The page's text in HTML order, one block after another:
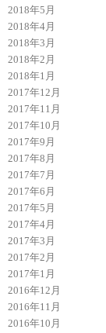
2018年5月
2018年4月
2018年3月
2018年2月
2018年1月
2017年12月
2017年11月
2017年10月
2017年9月
2017年8月
2017年7月
2017年6月
2017年5月
2017年4月
2017年3月
2017年2月
2017年1月
2016年12月
2016年11月
2016年10月